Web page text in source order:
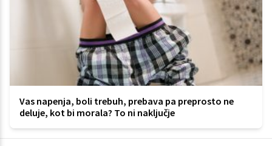
Vas napenja, boli trebuh, prebava pa preprosto ne
deluje, kot bi morala? To ni naključje